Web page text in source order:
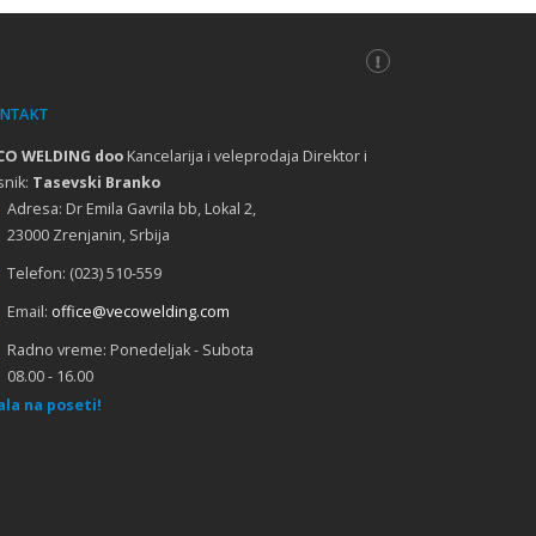
CASTOLIN Švajcarska
COOPERHEAT Engleska
INTERWELD Mađarska 02.2010
WELDING doo Kancelarija i veleprodaja Direktor i
Tasevski Branko
Adresa: Dr Emila Gavrila bb, Lokal 2,
23000 Zrenjanin, Srbija
Telefon: (023) 510-559
Email: office@vecowelding.com
Radno vreme: Ponedeljak - Subota
08.00 - 16.00
na poseti!